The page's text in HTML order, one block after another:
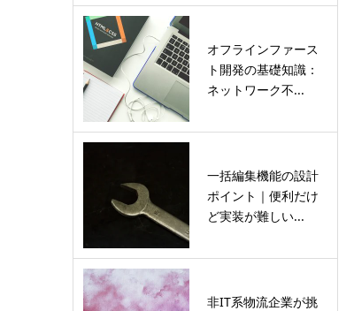
オフラインファース
ト開発の基礎知識：
ネットワーク不...
一括編集機能の設計
ポイント｜便利だけ
ど実装が難しい...
非IT系物流企業が挑